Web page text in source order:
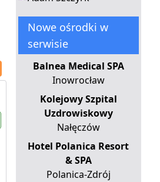
Nowe ośrodki w
serwisie
Balnea Medical SPA
Inowrocław
Kolejowy Szpital
Uzdrowiskowy
Nałęczów
Hotel Polanica Resort
& SPA
Polanica-Zdrój